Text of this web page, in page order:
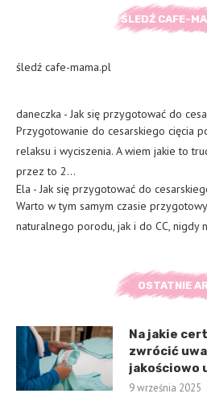
ŚLEDŹ CAFE-
śledź cafe-mama.pl
daneczka - Jak się przygotować do
Przygotowanie do cesarskiego cięcia
relaksu i wyciszenia. A wiem jakie to
przez to 2…
Ela - Jak się przygotować do
Warto w tym samym czasie
naturalnego porodu, jak i do CC, nigdy
OSTATNIE
Na jakie
zwrócić
jakościowo
9 września 2025